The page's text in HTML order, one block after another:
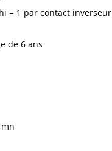
= 1 par contact inverseur
de 6 ans